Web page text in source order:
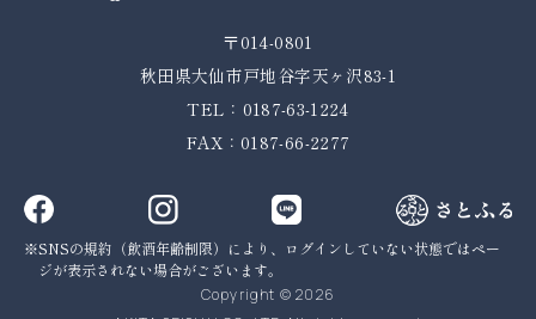
〒014-0801
秋田県大仙市戸地谷字天ヶ沢83-1
TEL：0187-63-1224
FAX：0187-66-2277
SNSの規約（飲酒年齢制限）により、ログインしていない状態ではペー
ジが表示されない場合がございます。
Copyright © 2026